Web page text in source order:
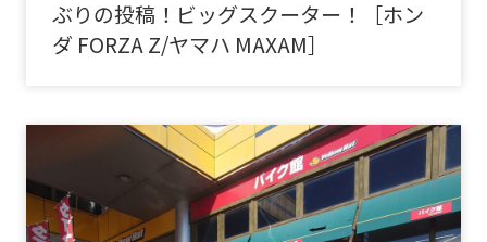
ぶりの投稿！ビッグスクーター！［ホン
ダ FORZA Z/ヤマハ MAXAM］